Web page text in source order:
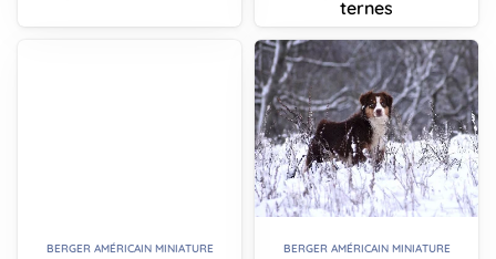
ternes
BERGER AMÉRICAIN MINIATURE BERGER AMÉRICAIN MINIATURE